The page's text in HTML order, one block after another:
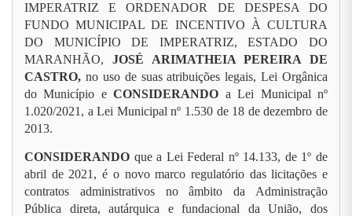
IMPERATRIZ E ORDENADOR DE DESPESA DO
FUNDO MUNICIPAL DE INCENTIVO À CULTURA
DO MUNICÍPIO DE IMPERATRIZ, ESTADO DO
MARANHÃO, JOSÉ ARIMATHEIA PEREIRA DE
CASTRO, no uso de suas atribuições legais, Lei Orgânica
do Município eCONSIDERANDO a Lei Municipal nº
1.020/2021, a Lei Municipal nº 1.530 de 18 de dezembro de
2013.
CONSIDERANDO que a Lei Federal nº 14.133, de 1º de
abril de 2021, é o novo marco regulatório das licitações e
contratos administrativos no âmbito da Administração
Pública direta, autárquica e fundacional da União, dos